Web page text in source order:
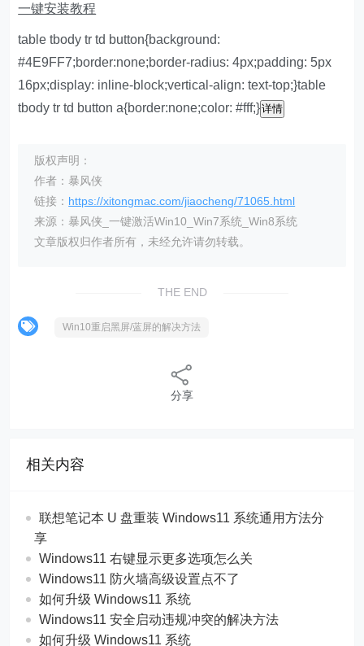
一键安装教程
table tbody tr td button{background:
#4E9FF7;border:none;border-radius: 4px;padding: 5px
16px;display: inline-block;vertical-align: text-top;}table
tbody tr td button a{border:none;color: #fff;}详情
版权声明：
作者：暴风侠
链接： https://xitongmac.com/jiaocheng/71065.html
来源：暴风侠_一键激活Win10_Win7系统_Win8系统
文章版权归作者所有，未经允许请勿转载。
THE END
Win10重启黑屏/蓝屏的解决方法
分享
相关内容
联想笔记本 U 盘重装 Windows11 系统通用方法分
享
Windows11 右键显示更多选项怎么关
Windows11 防火墙高级设置点不了
如何升级 Windows11 系统
Windows11 安全启动违规冲突的解决方法
如何升级 Windows11 系统